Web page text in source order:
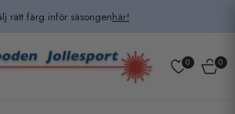
rätt färg inför säsongenhär!
0 0